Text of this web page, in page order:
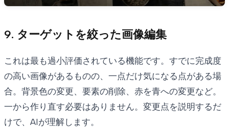
9. ターゲットを絞った画像編集
これは最も過小評価されている機能です。すでに完成度
の高い画像があるものの、一点だけ気になる点がある場
合。背景色の変更、要素の削除、赤を青への変更など。
一から作り直す必要はありません。変更点を説明するだ
けで、AIが理解します。